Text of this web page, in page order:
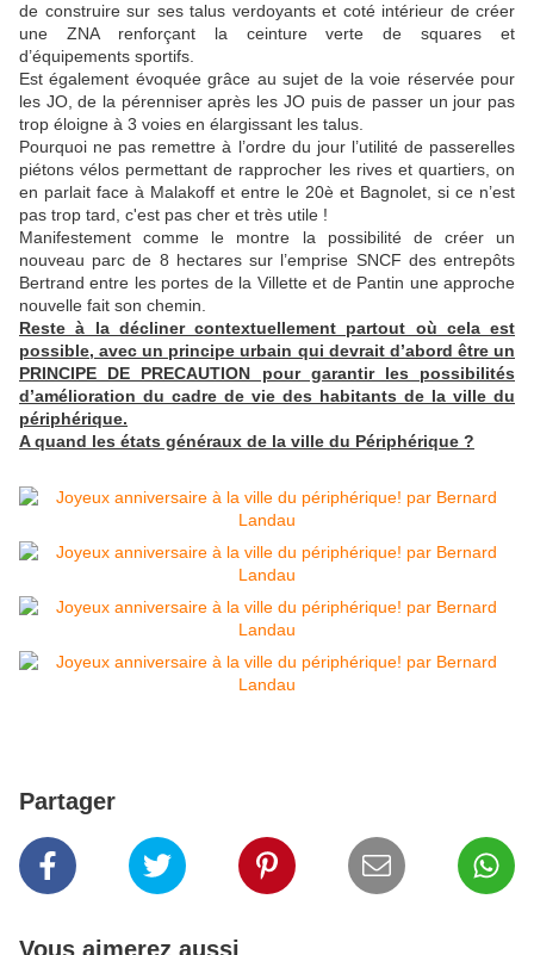
de construire sur ses talus verdoyants et coté intérieur de créer
une ZNA renforçant la ceinture verte de squares et
d’équipements sportifs.
Est également évoquée grâce au sujet de la voie réservée pour
les JO, de la pérenniser après les JO puis de passer un jour pas
trop éloigne à 3 voies en élargissant les talus.
Pourquoi ne pas remettre à l’ordre du jour l’utilité de passerelles
piétons vélos permettant de rapprocher les rives et quartiers, on
en parlait face à Malakoff et entre le 20è et Bagnolet, si ce n’est
pas trop tard, c'est pas cher et très utile !
Manifestement comme le montre la possibilité de créer un
nouveau parc de 8 hectares sur l’emprise SNCF des entrepôts
Bertrand entre les portes de la Villette et de Pantin une approche
nouvelle fait son chemin.
Reste à la décliner contextuellement partout où cela est
possible, avec un principe urbain qui devrait d’abord être un
PRINCIPE DE PRECAUTION pour garantir les possibilités
d’amélioration du cadre de vie des habitants de la ville du
périphérique.
A quand les états généraux de la ville du Périphérique ?
Partager
Vous aimerez aussi